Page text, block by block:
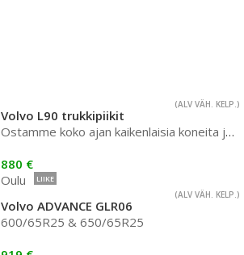
(ALV VÄH. KELP.)
Volvo L90 trukkipiikit
Ostamme koko ajan kaikenlaisia koneita ja lisävarusteita!
880 €
Oulu
LIIKE
(ALV VÄH. KELP.)
Volvo ADVANCE GLR06
600/65R25 & 650/65R25